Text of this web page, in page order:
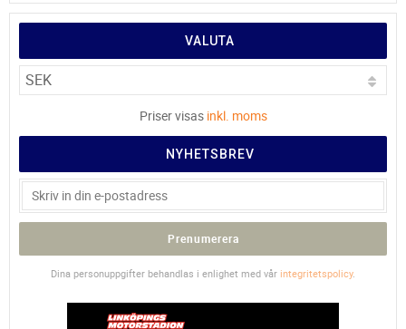
VALUTA
Priser visas inkl. moms
NYHETSBREV
Prenumerera
Dina personuppgifter behandlas i enlighet med vår integritetspolicy.